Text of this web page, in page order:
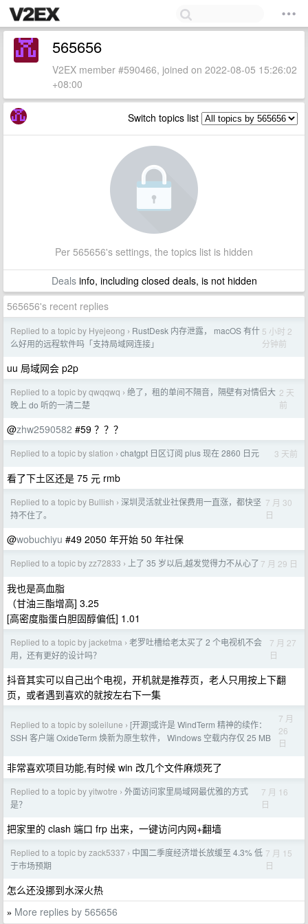
565656
V2EX member #590466, joined on 2022-08-05 15:26:02
+08:00
Switch topics list
Per 565656's settings, the topics list is hidden
Dealsinfo, including closed deals, is not hidden
565656's recent replies
Replied to a topic by Hyejeong › RustDesk 内存泄露， macOS 有什
么好用的远程软件吗「支持局域网连接」
5 小时 2
分钟前
uu 局域网会 p2p
Replied to a topic by qwqqwq › 绝了，租的单间不隔音，隔壁有对情侣大
晚上 do 听的一清二楚
2 天
前
@zhw2590582 #59 ？？？
Replied to a topic by slation › chatgpt 日区订阅 plus 现在 2860 日元 3 天前
看了下土区还是 75 元 rmb
Replied to a topic by Bullish › 深圳灵活就业社保费用一直涨，都快坚
持不住了。
7 月 30
日
@wobuchiyu #49 2050 年开始 50 年社保
Replied to a topic by zz72833 › 上了 35 岁以后,越发觉得力不从心了 7 月 29 日
我也是高血脂
（甘油三酯增高] 3.25
[高密度脂蛋白胆固醇偏低] 1.01
Replied to a topic by jacketma › 老罗吐槽给老太买了 2 个电视机不会
用，还有更好的设计吗？
7 月 27
日
抖音其实可以自己出个电视，开机就是推荐页，老人只用按上下翻
页，或者遇到喜欢的就按左右下一集
Replied to a topic by soleilune › [开源]或许是 WindTerm 精神的续作：
SSH 客户端 OxideTerm 焕新为原生软件， Windows 空载内存仅 25 MB
7 月
26
日
非常喜欢项目功能,有时候 win 改几个文件麻烦死了
Replied to a topic by yitwotre › 外面访问家里局域网最优雅的方式
是？
7 月 16
日
把家里的 clash 端口 frp 出来，一键访问内网+翻墙
Replied to a topic by zack5337 › 中国二季度经济增长放缓至 4.3% 低
于市场预期
7 月 15
日
怎么还没挪到水深火热
» More replies by 565656